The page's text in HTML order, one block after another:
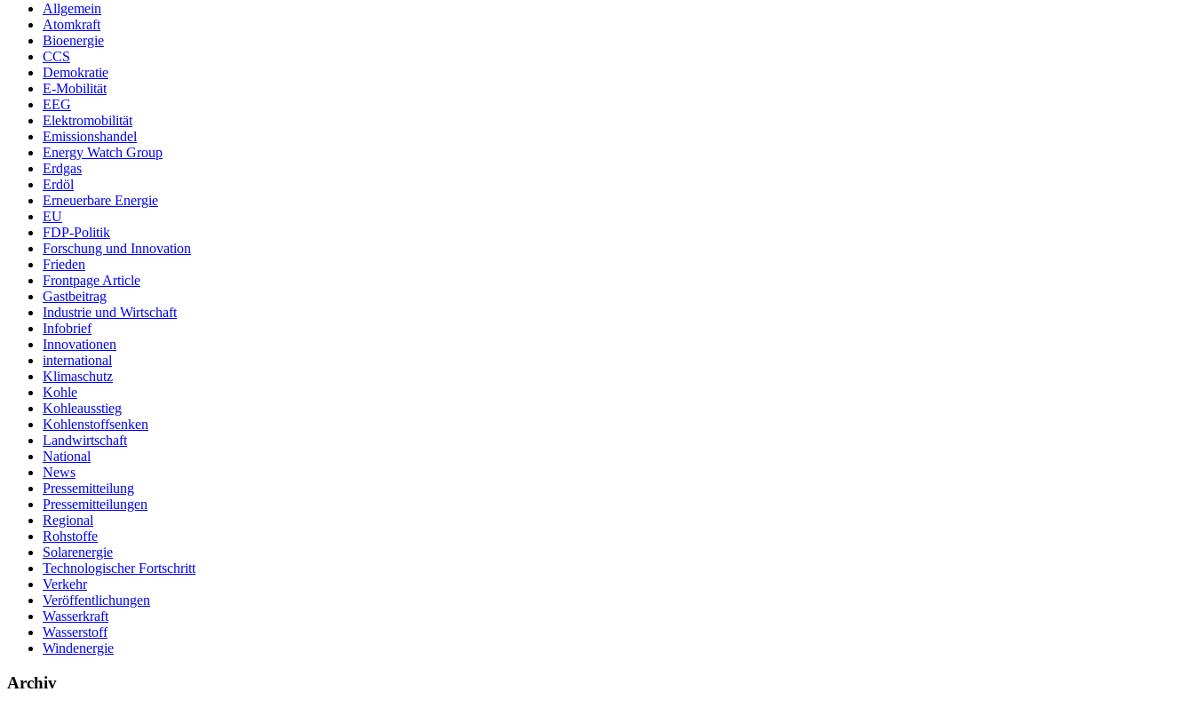
Allgemein
Atomkraft
Bioenergie
CCS
Demokratie
E-Mobilität
EEG
Elektromobilität
Emissionshandel
Energy Watch Group
Erdgas
Erdöl
Erneuerbare Energie
EU
FDP-Politik
Forschung und Innovation
Frieden
Frontpage Article
Gastbeitrag
Industrie und Wirtschaft
Infobrief
Innovationen
international
Klimaschutz
Kohle
Kohleausstieg
Kohlenstoffsenken
Landwirtschaft
National
News
Pressemitteilung
Pressemitteilungen
Regional
Rohstoffe
Solarenergie
Technologischer Fortschritt
Verkehr
Veröffentlichungen
Wasserkraft
Wasserstoff
Windenergie
Archiv